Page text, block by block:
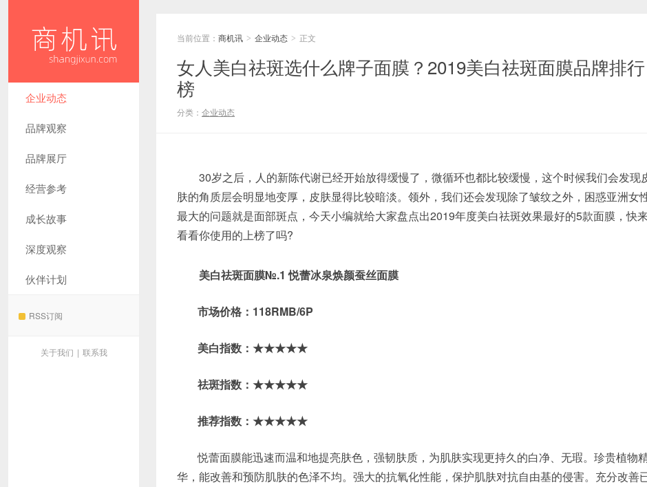
企业动态
品牌观察
品牌展厅
经营参考
成长故事
深度观察
伙伴计划
RSS订阅
关于我们 | 联系我
当前位置： 商机讯 > 企业动态 > 正文
女人美白祛斑选什么牌子面膜？2019美白祛斑面膜品牌排行
榜
分类： 企业动态
30岁之后，人的新陈代谢已经开始放得缓慢了，微循环也都比较缓慢，这个时候我们会发现
肤的角质层会明显地变厚，皮肤显得比较暗淡。领外，我们还会发现除了皱纹之外，困惑亚洲女
最大的问题就是面部斑点，今天小编就给大家盘点出2019年度美白祛斑效果最好的5款面膜，快
看看你使用的上榜了吗?
美白祛斑面膜№.1 悦蕾冰泉焕颜蚕丝面膜
市场价格：118RMB/6P
美白指数：★★★★★
祛斑指数：★★★★★
推荐指数：★★★★★
悦蕾面膜能迅速而温和地提亮肤色，强韧肤质，为肌肤实现更持久的白净、无瑕。珍贵植物
华，能改善和预防肌肤的色泽不均。强大的抗氧化性能，保护肌肤对抗自由基的侵害。充分改善